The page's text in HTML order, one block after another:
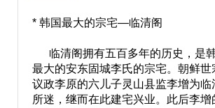
* 韩国最大的宗宅—临清阁
临清阁拥有五百多年的历史，是
最大的安东固城李氏的宗宅。朝鲜世
议政李原的六儿子灵山县监李增为临
所迷，继而在此建宅兴业。此后李增